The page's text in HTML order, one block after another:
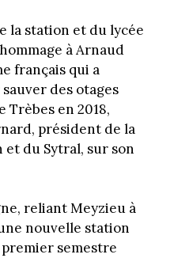
la station et du lycée
à Arnaud
français qui a
des otages
Trèbes en 2018,
président de la
du Sytral, sur son
reliant Meyzieu à
nouvelle station
semestre